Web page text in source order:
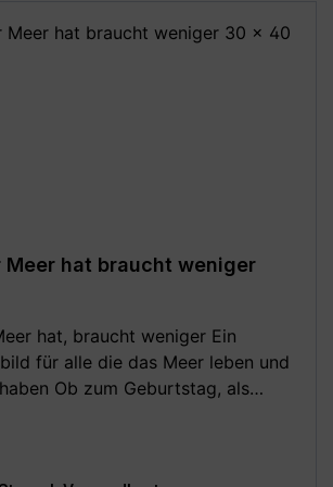
Meer hat braucht weniger
hat, braucht weniger Ein
für alle die das Meer leben und
als
250